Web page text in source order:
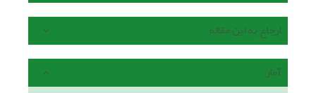
ارجاع به این مقاله
آمار